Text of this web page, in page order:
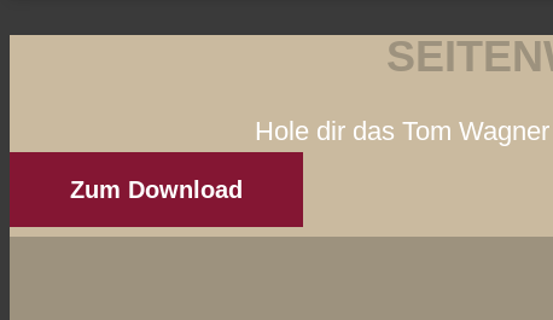
Hole dir das Tom
Zum Download